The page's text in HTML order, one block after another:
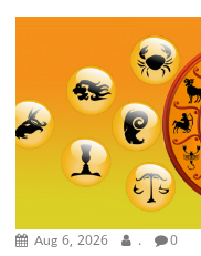
Aug 6, 2026 . 0